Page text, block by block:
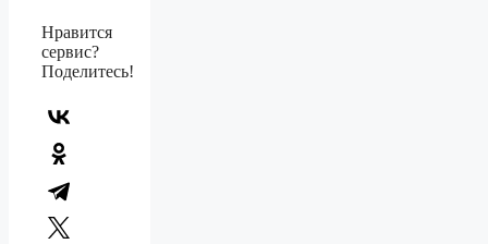
Нравится
сервис?
Поделитесь!